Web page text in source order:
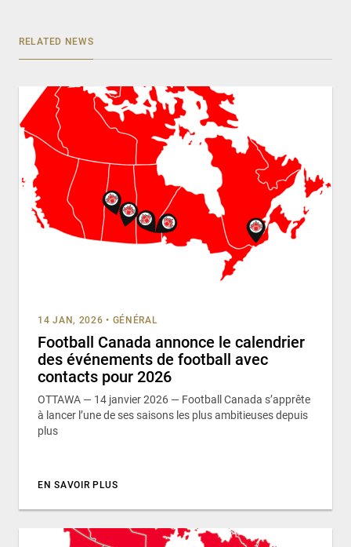
RELATED NEWS
14 JAN, 2026 • GÉNÉRAL
Football Canada annonce le calendrier
des événements de football avec
contacts pour 2026
OTTAWA — 14 janvier 2026 — Football Canada s’apprête
à lancer l’une de ses saisons les plus ambitieuses depuis
plus
EN SAVOIR PLUS